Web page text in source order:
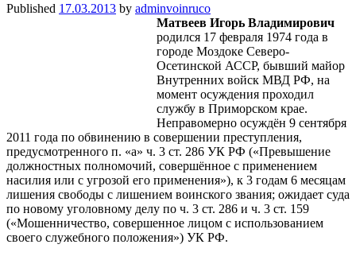
Published 17.03.2013 by adminvoinruco
Матвеев Игорь Владимирович
родился 17 февраля 1974 года в
городе Моздоке Северо-
Осетинской АССР, бывший майор
Внутренних войск МВД РФ, на
момент осуждения проходил
службу в Приморском крае.
Неправомерно осуждён 9 сентября
2011 года по обвинению в совершении преступления,
предусмотренного п. «а» ч. 3 ст. 286 УК РФ («Превышение
должностных полномочий, совершённое с применением
насилия или с угрозой его применения»), к 3 годам 6 месяцам
лишения свободы с лишением воинского звания; ожидает суда
по новому уголовному делу по ч. 3 ст. 286 и ч. 3 ст. 159
(«Мошенничество, совершенное лицом с использованием
своего служебного положения») УК РФ.